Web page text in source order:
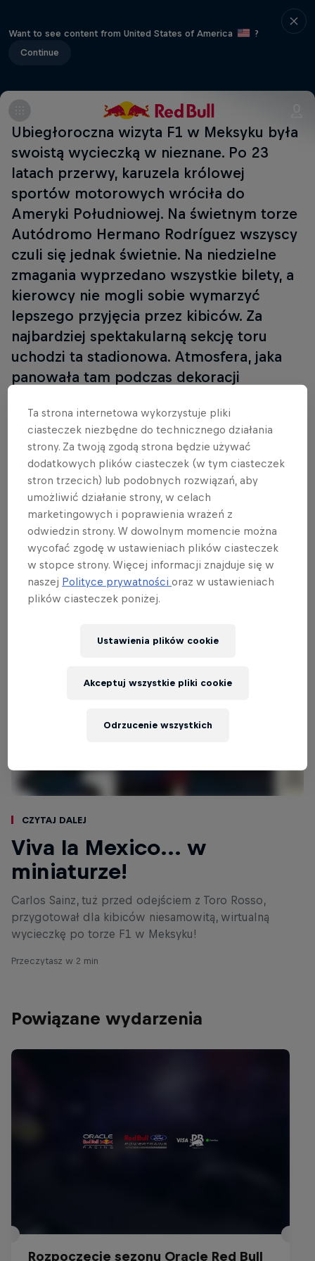
Want to see content from United States of America
?
Continue
Ubiegłoroczna wizyta F1 w Meksyku była
swoistą wycieczką w nieznane. Po 23
latach przerwy, karuzela królowej
sportów motorowych wróciła do
Ameryki Południowej. Na świetnym torze
Autódromo Hermano Rodríguez wszyscy
czuli się jednak świetnie. Na niedzielne
zmagania wyprzedano wszystkie bilety, a
kierowcy nie mogli sobie wymarzyć
lepszego przyjęcia przez kibiców. Za
najbardziej spektakularną sekcję toru
uchodzi ta stadionowa. Atmosfera, jaka
panowała tam podczas dekoracji
chyba tylko tej z włoskiej Monzy.
Kierowcy już nie mogą doczekać się
tutejszej rundy w 2016 roku!
W wydarzeniu biorą udział
Max Verstappen
Holandia
Czytaj dalej
Viva la Mexico... w
miniaturze!
Carlos Sainz, tuż przed odejściem z Toro Rosso,
przygotował dla kibiców niesamowitą, wirtualną
wycieczkę po torze F1 w Meksyku!
Przeczytasz w 2 min
Powiązane wydarzenia
Rozpoczęcie sezonu Oracle Red Bull
Ta strona internetowa wykorzystuje pliki
ciasteczek niezbędne do technicznego działania
strony. Za twoją zgodą strona będzie używać
dodatkowych plików ciasteczek (w tym ciasteczek
stron trzecich) lub podobnych rozwiązań, aby
umożliwić działanie strony, w celach
marketingowych i poprawienia wrażeń z
odwiedzin strony. W dowolnym momencie można
wycofać zgodę w ustawieniach plików ciasteczek
w stopce strony. Więcej informacji znajduje się w
naszej Polityce prywatnościoraz w ustawieniach
plików ciasteczek poniżej.
Ustawienia plików cookie
Odrzucenie wszystkich
Akceptuj wszystkie pliki cookie